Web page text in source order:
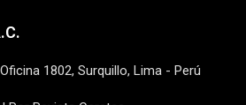
1802, Surquillo, Lima - Perú